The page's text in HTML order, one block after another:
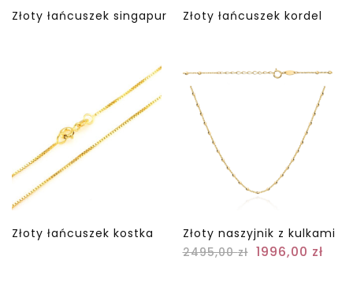
Złoty łańcuszek singapur Złoty łańcuszek kordel
Złoty łańcuszek kostka
Złoty naszyjnik z kulkami
2495,00zł 1996,00 zł